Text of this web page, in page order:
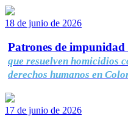
18 de junio de 2026
Patrones de
que resuelven homicidios
derechos humanos en
17 de junio de 2026